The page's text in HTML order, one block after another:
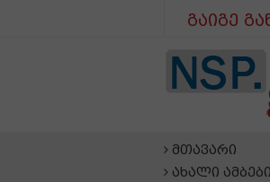
გაიგე
მთავარი
ახალი ამბები